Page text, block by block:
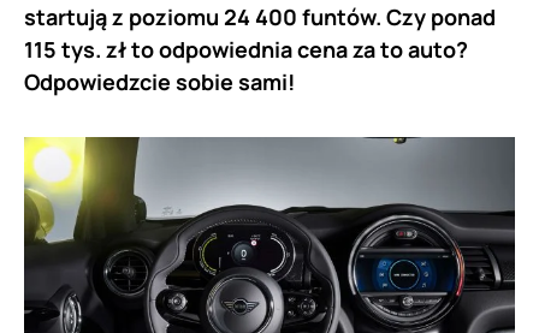
startują z poziomu 24 400 funtów. Czy ponad
115 tys. zł to odpowiednia cena za to auto?
Odpowiedzcie sobie sami!